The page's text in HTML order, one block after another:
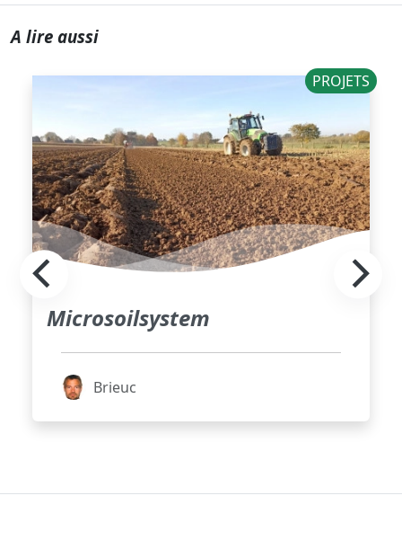
A lire aussi
PROJETS
Microsoilsystem
Brieuc